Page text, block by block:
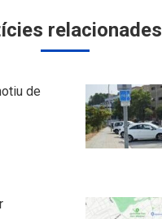
relacionades
de